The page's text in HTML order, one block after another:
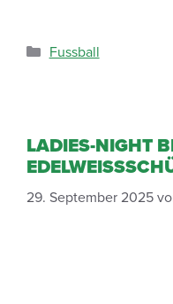
Fussball
LADIES-NIGHT
29. September 2025